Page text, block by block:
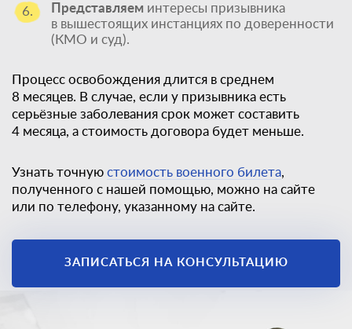
Единственный
законный способ
получить
6. Представляем интересы призывника
в вышестоящих инстанциях по доверенности
(КМО и суд).
Процесс освобождения длится в среднем
8 месяцев. В случае, если у призывника есть
серьёзные заболевания срок может составить
4 месяца, а стоимость договора будет меньше.
Узнать точную стоимость военного билета,
полученного с нашей помощью, можно на сайте
или по телефону, указанному на сайте.
ЗАПИСАТЬСЯ НА КОНСУЛЬТАЦИЮ